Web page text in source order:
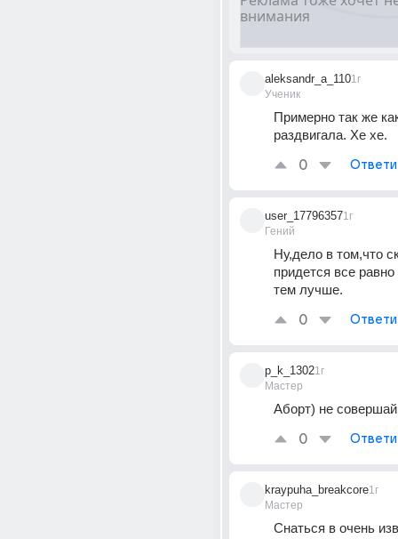
aleksandr_a_110
Ученик
1г
Примерно так же
раздвигала. Хе хе.
0
user_17796357
Гений
1г
Ну,дело в том,что
придется все
тем лучше.
0
p_k_1302
Мастер
1г
Аборт) не
0
kraypuha_breakcore
Мастер
1г
Снаться в очень